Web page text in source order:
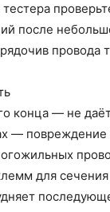
после
провода
конца — не
—
для